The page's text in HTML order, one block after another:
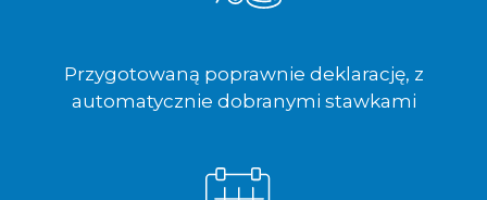
Przygotowaną poprawnie deklarację, z
automatycznie dobranymi stawkami